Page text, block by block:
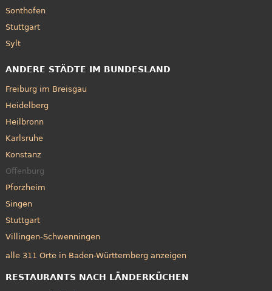
Sonthofen
Stuttgart
Sylt
ANDERE STÄDTE IM BUNDESLAND
Freiburg im Breisgau
Heidelberg
Heilbronn
Karlsruhe
Konstanz
Offenburg
Pforzheim
Singen
Stuttgart
Villingen-Schwenningen
alle 311 Orte in Baden-Württemberg anzeigen
RESTAURANTS NACH LÄNDERKÜCHEN